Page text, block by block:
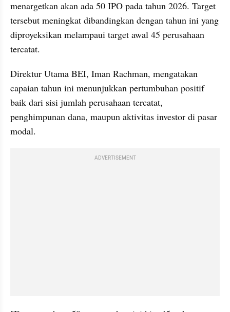
menargetkan akan ada 50 IPO pada tahun 2026. Target
tersebut meningkat dibandingkan dengan tahun ini yang
diproyeksikan melampaui target awal 45 perusahaan
tercatat.
Direktur Utama BEI, Iman Rachman, mengatakan
capaian tahun ini menunjukkan pertumbuhan positif
baik dari sisi jumlah perusahaan tercatat,
penghimpunan dana, maupun aktivitas investor di pasar
modal.
ADVERTISEMENT